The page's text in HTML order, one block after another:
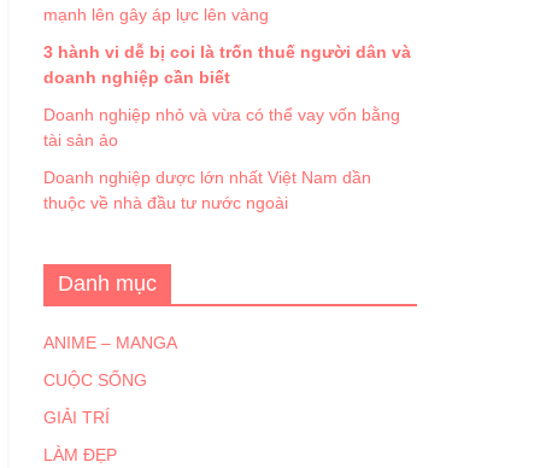
mạnh lên gây áp lực lên vàng
3 hành vi dễ bị coi là trốn thuế người dân và
doanh nghiệp cần biết
Doanh nghiệp nhỏ và vừa có thể vay vốn bằng
tài sản ảo
Doanh nghiệp dược lớn nhất Việt Nam dần
thuộc về nhà đầu tư nước ngoài
Danh mục
ANIME – MANGA
CUỘC SỐNG
GIẢI TRÍ
LÀM ĐẸP